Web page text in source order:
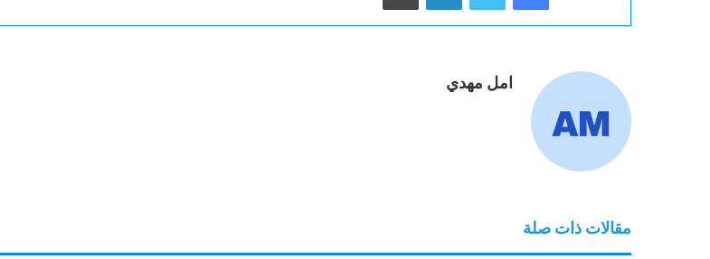
امل مهدي
مقالات ذات صلة